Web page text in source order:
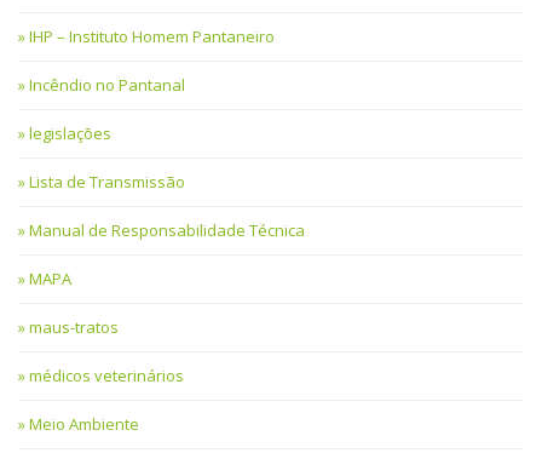
IHP – Instituto Homem Pantaneiro
Incêndio no Pantanal
legislações
Lista de Transmissão
Manual de Responsabilidade Técnica
MAPA
maus-tratos
médicos veterinários
Meio Ambiente